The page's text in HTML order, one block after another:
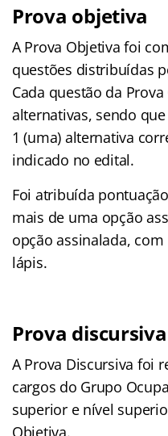
Prova objetiva
A Prova Objetiva foi
questões distribuídas
Cada questão da
alternativas, sendo
1 (uma) alternativa
indicado no edital.
Foi atribuída
mais de uma opção
opção assinalada,
lápis.
Prova discursiva
A Prova Discursiva foi
cargos do Grupo
superior e nível
Objetiva.